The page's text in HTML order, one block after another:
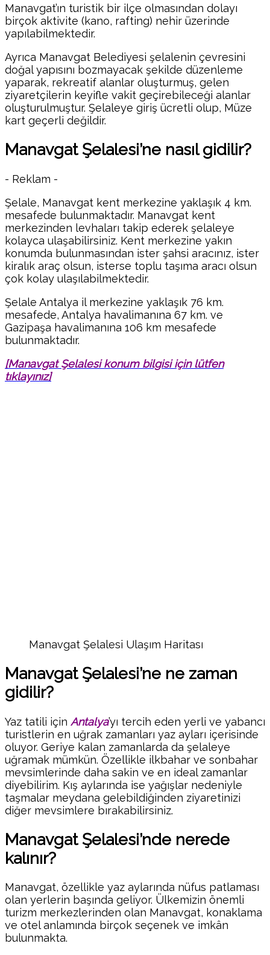
Manavgat’ın turistik bir ilçe olmasından dolayı
birçok aktivite (kano, rafting) nehir üzerinde
yapılabilmektedir.
Ayrıca Manavgat Belediyesi şelalenin çevresini
doğal yapısını bozmayacak şekilde düzenleme
yaparak, rekreatif alanlar oluşturmuş, gelen
ziyaretçilerin keyifle vakit geçirebileceği alanlar
oluşturulmuştur. Şelaleye giriş ücretli olup, Müze
kart geçerli değildir.
Manavgat Şelalesi’ne nasıl gidilir?
- Reklam -
Şelale, Manavgat kent merkezine yaklaşık 4 km.
mesafede bulunmaktadır. Manavgat kent
merkezinden levhaları takip ederek şelaleye
kolayca ulaşabilirsiniz. Kent merkezine yakın
konumda bulunmasından ister şahsi aracınız, ister
kiralık araç olsun, isterse toplu taşıma aracı olsun
çok kolay ulaşılabilmektedir.
Şelale Antalya il merkezine yaklaşık 76 km.
mesafede, Antalya havalimanına 67 km. ve
Gazipaşa havalimanına 106 km mesafede
bulunmaktadır.
[Manavgat Şelalesi konum bilgisi için lütfen
tıklayınız]
Manavgat Şelalesi Ulaşım Haritası
Manavgat Şelalesi’ne ne zaman
gidilir?
Yaz tatili için Antalya’yı tercih eden yerli ve yabancı
turistlerin en uğrak zamanları yaz ayları içerisinde
oluyor. Geriye kalan zamanlarda da şelaleye
uğramak mümkün. Özellikle ilkbahar ve sonbahar
mevsimlerinde daha sakin ve en ideal zamanlar
diyebilirim. Kış aylarında ise yağışlar nedeniyle
taşmalar meydana gelebildiğinden ziyaretinizi
diğer mevsimlere bırakabilirsiniz.
Manavgat Şelalesi’nde nerede
kalınır?
Manavgat, özellikle yaz aylarında nüfus patlaması
olan yerlerin başında geliyor. Ülkemizin önemli
turizm merkezlerinden olan Manavgat, konaklama
ve otel anlamında birçok seçenek ve imkân
bulunmakta.